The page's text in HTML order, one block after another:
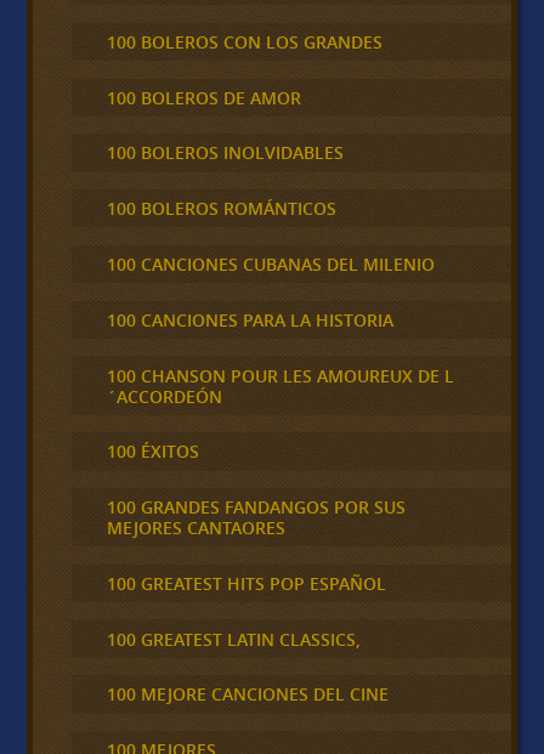
100 BOLEROS CON LOS GRANDES
100 BOLEROS DE AMOR
100 BOLEROS INOLVIDABLES
100 BOLEROS ROMÁNTICOS
100 CANCIONES CUBANAS DEL MILENIO
100 CANCIONES PARA LA HISTORIA
100 CHANSON POUR LES AMOUREUX DE L
´ACCORDEÓN
100 ÉXITOS
100 GRANDES FANDANGOS POR SUS
MEJORES CANTAORES
100 GREATEST HITS POP ESPAÑOL
100 GREATEST LATIN CLASSICS,
100 MEJORE CANCIONES DEL CINE